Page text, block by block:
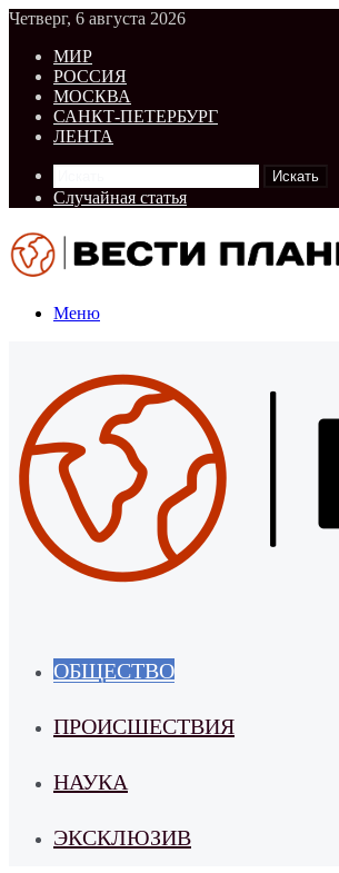
Четверг, 6 августа 2026
МИР
РОССИЯ
МОСКВА
САНКТ-ПЕТЕРБУРГ
ЛЕНТА
Искать
Случайная статья
Меню
ОБЩЕСТВО
ПРОИСШЕСТВИЯ
НАУКА
ЭКСКЛЮЗИВ